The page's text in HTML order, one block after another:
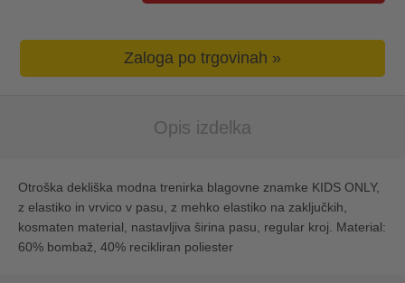
Zaloga po trgovinah »
Opis izdelka
Otroška dekliška modna trenirka blagovne znamke KIDS ONLY,
z elastiko in vrvico v pasu, z mehko elastiko na zaključkih,
kosmaten material, nastavljiva širina pasu, regular kroj. Material:
60% bombaž, 40% recikliran poliester